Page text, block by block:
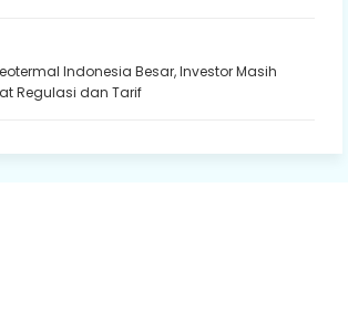
Indonesia Besar, Investor Masih
Regulasi dan Tarif